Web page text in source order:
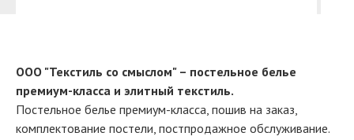
ООО "Текстиль со смыслом" – постельное белье
премиум-класса и элитный текстиль.
Постельное белье премиум-класса, пошив на заказ,
комплектование постели, постпродажное обслуживание.